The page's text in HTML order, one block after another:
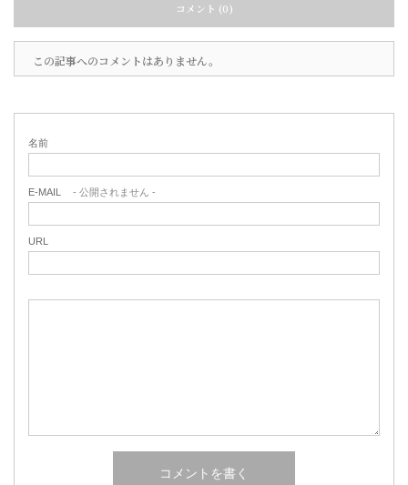
コメント (0)
この記事へのコメントはありません。
名前
E-MAIL - 公開されません -
URL